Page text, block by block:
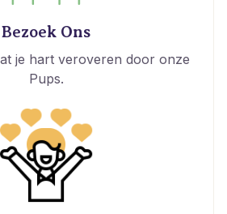
Bezoek Ons
je hart veroveren door onze
Pups.